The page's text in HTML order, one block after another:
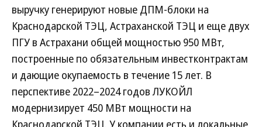
выручку генерируют новые ДПМ-блоки на
Краснодарской ТЭЦ, Астраханской ТЭЦ и еще двух
ПГУ в Астрахани общей мощностью 950 МВт,
построенные по обязательным инвестконтрактам
и дающие окупаемость в течение 15 лет. В
перспективе 2022–2024 годов ЛУКОЙЛ
модернизирует 450 МВт мощности на
Краснодарской ТЭЦ. У компании есть и локальные